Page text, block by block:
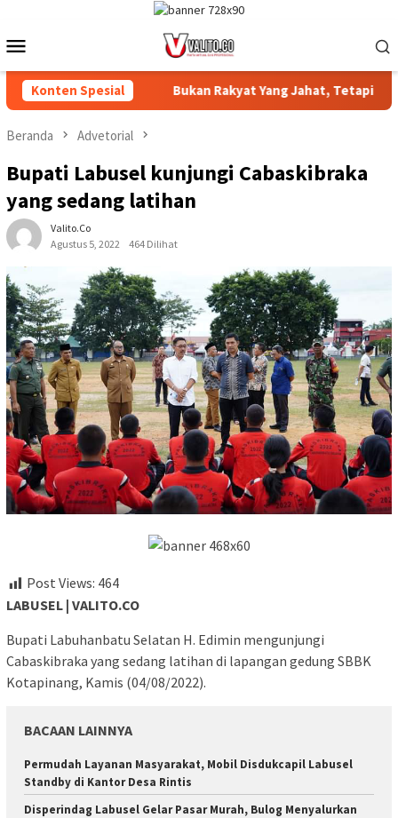
konten
Mobile
Konten SpesialBukan Rakyat Yang Jahat, Tetapi Sistem yang
Beranda Advetorial
Bupati Labusel kunjungi Cabaskibraka
yang sedang latihan
Valito.co
Agustus 5, 2022
464 Dilihat
Post Views: 464
LABUSEL | VALITO.CO
Bupati Labuhanbatu Selatan H. Edimin mengunjungi
Cabaskibraka yang sedang latihan di lapangan gedung SBBK
Kotapinang, Kamis (04/08/2022).
BACAAN LAINNYA
Permudah Layanan Masyarakat, Mobil Disdukcapil Labusel
Standby di Kantor Desa Rintis
Disperindag Labusel Gelar Pasar Murah, Bulog Menyalurkan